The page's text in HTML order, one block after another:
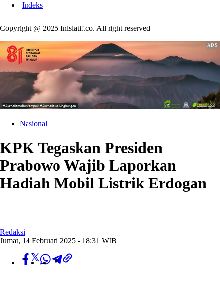
Indeks
Copyright @ 2025 Inisiatif.co. All right reserved
Nasional
KPK Tegaskan Presiden
Prabowo Wajib Laporkan
Hadiah Mobil Listrik Erdogan
Redaksi
Jumat, 14 Februari 2025 - 18:31 WIB